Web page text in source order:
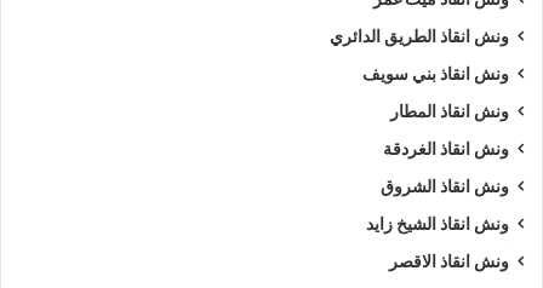
ونش انقاذ الطريق الدائري
ونش انقاذ بني سويف
ونش انقاذ المطار
ونش انقاذ الغردقة
ونش انقاذ الشروق
ونش انقاذ الشيخ زايد
ونش انقاذ الاقصر